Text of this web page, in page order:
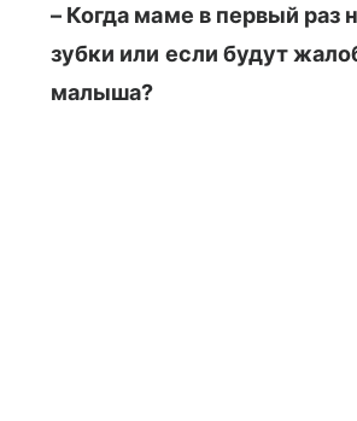
– Когда маме в первый раз
зубки или если будут
малыша?